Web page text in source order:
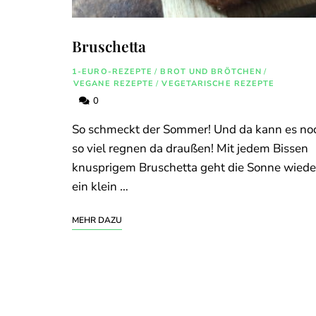
Bruschetta
1-EURO-REZEPTE / BROT UND BRÖTCHEN /
VEGANE REZEPTE / VEGETARISCHE REZEPTE
0
So schmeckt der Sommer! Und da kann es
so viel regnen da draußen! Mit jedem Bissen
knusprigem Bruschetta geht die Sonne
ein klein …
MEHR DAZU